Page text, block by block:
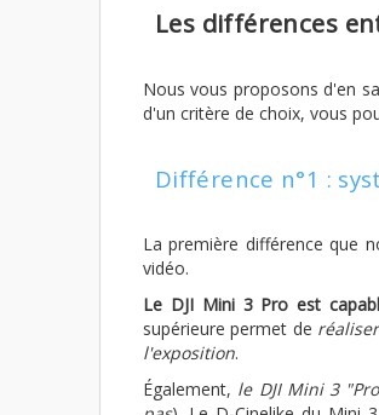
Les différences
Nous vous proposons d'en
d'un critère de choix, vous
Différence n°1 :
La première différence que
vidéo.
Le DJI Mini 3 Pro est
supérieure permet de
l'exposition.
Également, le DJI Mini 3